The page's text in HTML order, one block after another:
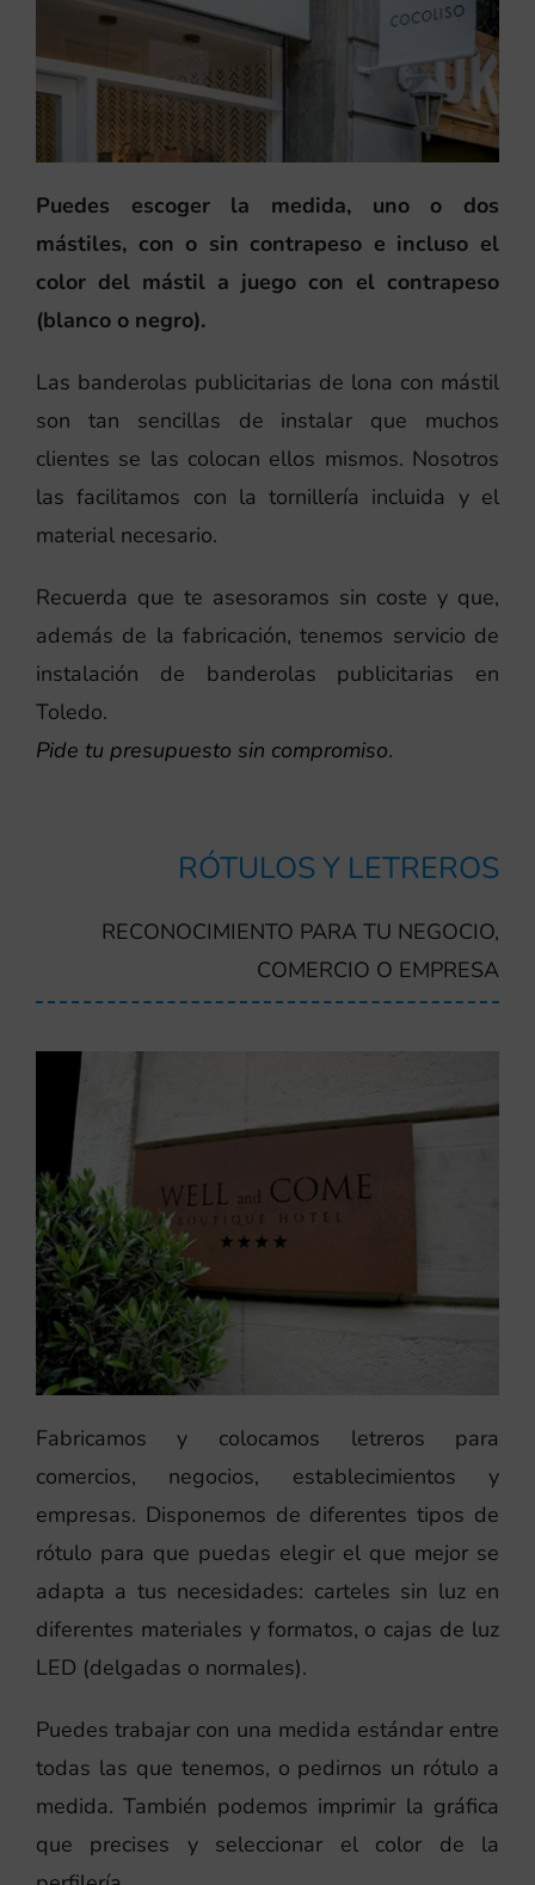
Puedes escoger la medida, uno o dos
mástiles, con o sin contrapeso e incluso el
color del mástil a juego con el contrapeso
(blanco o negro).
Las banderolas publicitarias de lona con mástil
son tan sencillas de instalar que muchos
clientes se las colocan ellos mismos. Nosotros
las facilitamos con la tornillería incluida y el
material necesario.
Recuerda que te asesoramos sin coste y que,
además de la fabricación, tenemos servicio de
instalación de banderolas publicitarias en
Toledo.
Pide tu presupuesto sin compromiso.
RÓTULOS Y LETREROS
RECONOCIMIENTO PARA TU NEGOCIO,
COMERCIO O EMPRESA
Fabricamos y colocamos letreros para
comercios, negocios, establecimientos y
empresas. Disponemos de diferentes tipos de
rótulo para que puedas elegir el que mejor se
adapta a tus necesidades: carteles sin luz en
diferentes materiales y formatos, o cajas de luz
LED (delgadas o normales).
Puedes trabajar con una medida estándar entre
todas las que tenemos, o pedirnos un rótulo a
medida. También podemos imprimir la gráfica
que precises y seleccionar el color de la